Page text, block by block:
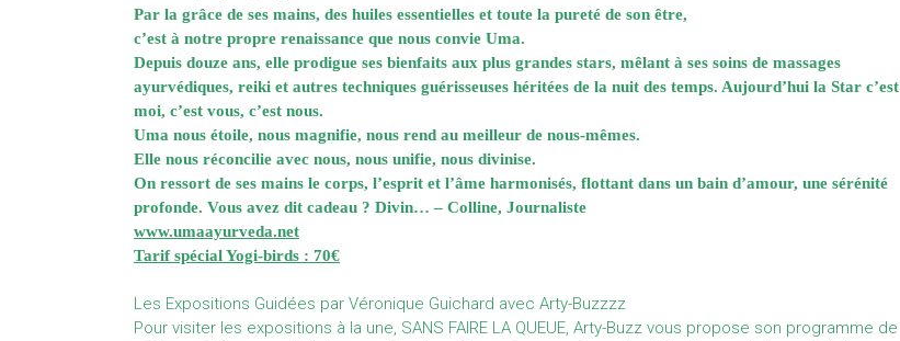
Par la grâce de ses mains, des huiles essentielles et toute la pureté de son être,
c’est à notre propre renaissance que nous convie Uma.
Depuis douze ans, elle prodigue ses bienfaits aux plus grandes stars, mêlant à ses soins de massages
ayurvédiques, reiki et autres techniques guérisseuses héritées de la nuit des temps. Aujourd’hui la Star c’est
moi, c’est vous, c’est nous.
Uma nous étoile, nous magnifie, nous rend au meilleur de nous-mêmes.
Elle nous réconcilie avec nous, nous unifie, nous divinise.
On ressort de ses mains le corps, l’esprit et l’âme harmonisés, flottant dans un bain d’amour, une sérénité
profonde. Vous avez dit cadeau ? Divin… – Colline, Journaliste
www.umaayurveda.net
Tarif spécial Yogi-birds : 70€
Les Expositions Guidées par Véronique Guichard avec Arty-Buzzzz
Pour visiter les expositions à la une, SANS FAIRE LA QUEUE, Arty-Buzz vous propose son programme de